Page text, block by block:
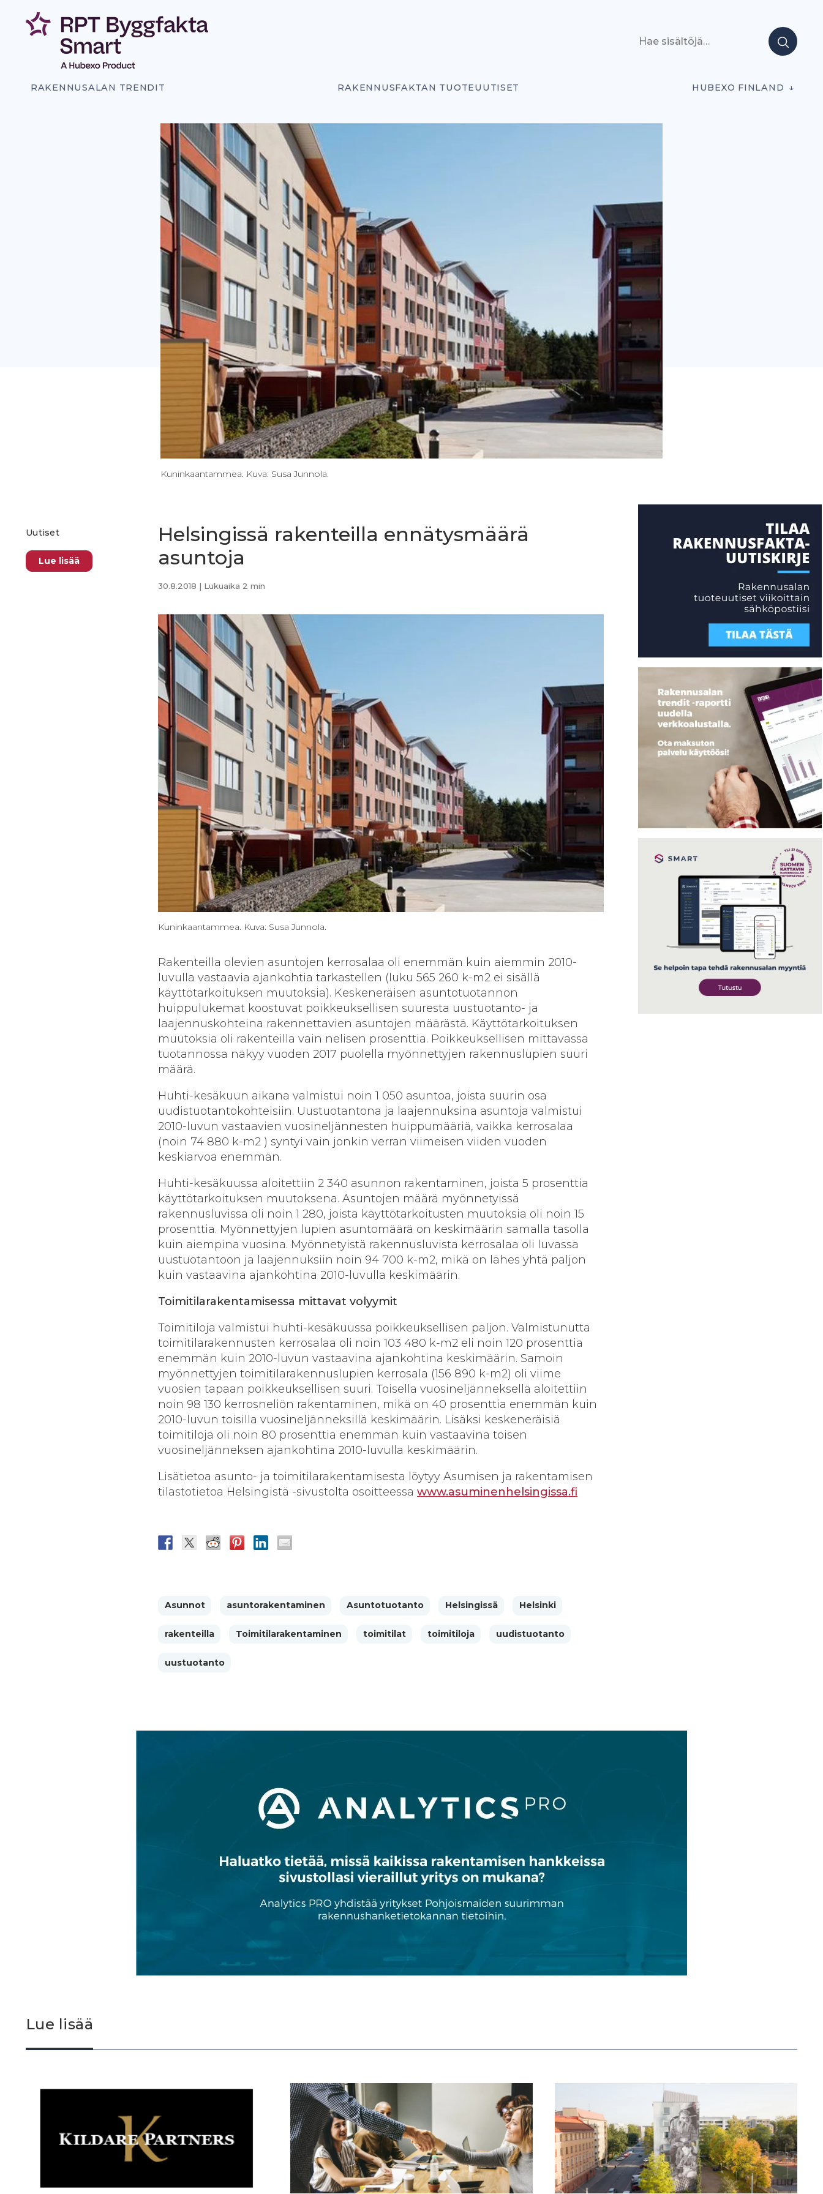
sisältöön
RAKENNUSALAN TRENDIT RAKENNUSFAKTAN TUOTEUUTISET HUBEXO FINLAND
Kuninkaantammea. Kuva: Susa Junnola.
Uutiset
Lue lisää
Helsingissä rakenteilla ennätysmäärä
asuntoja
30.8.2018 | Lukuaika 2 min
Kuninkaantammea. Kuva: Susa Junnola.
Rakenteilla olevien asuntojen kerrosalaa oli enemmän kuin aiemmin 2010-
luvulla vastaavia ajankohtia tarkastellen (luku 565 260 k-m2 ei sisällä
käyttötarkoituksen muutoksia). Keskeneräisen asuntotuotannon
huippulukemat koostuvat poikkeuksellisen suuresta uustuotanto- ja
laajennuskohteina rakennettavien asuntojen määrästä. Käyttötarkoituksen
muutoksia oli rakenteilla vain nelisen prosenttia. Poikkeuksellisen mittavassa
tuotannossa näkyy vuoden 2017 puolella myönnettyjen rakennuslupien suuri
määrä.
Huhti-kesäkuun aikana valmistui noin 1 050 asuntoa, joista suurin osa
uudistuotantokohteisiin. Uustuotantona ja laajennuksina asuntoja valmistui
2010-luvun vastaavien vuosineljännesten huippumääriä, vaikka kerrosalaa
(noin 74 880 k-m2 ) syntyi vain jonkin verran viimeisen viiden vuoden
keskiarvoa enemmän.
Huhti-kesäkuussa aloitettiin 2 340 asunnon rakentaminen, joista 5 prosenttia
käyttötarkoituksen muutoksena. Asuntojen määrä myönnetyissä
rakennusluvissa oli noin 1 280, joista käyttötarkoitusten muutoksia oli noin 15
prosenttia. Myönnettyjen lupien asuntomäärä on keskimäärin samalla tasolla
kuin aiempina vuosina. Myönnetyistä rakennusluvista kerrosalaa oli luvassa
uustuotantoon ja laajennuksiin noin 94 700 k-m2, mikä on lähes yhtä paljon
kuin vastaavina ajankohtina 2010-luvulla keskimäärin.
Toimitilarakentamisessa mittavat volyymit
Toimitiloja valmistui huhti-kesäkuussa poikkeuksellisen paljon. Valmistunutta
toimitilarakennusten kerrosalaa oli noin 103 480 k-m2 eli noin 120 prosenttia
enemmän kuin 2010-luvun vastaavina ajankohtina keskimäärin. Samoin
myönnettyjen toimitilarakennuslupien kerrosala (156 890 k-m2) oli viime
vuosien tapaan poikkeuksellisen suuri. Toisella vuosineljänneksellä aloitettiin
noin 98 130 kerrosneliön rakentaminen, mikä on 40 prosenttia enemmän kuin
2010-luvun toisilla vuosineljänneksillä keskimäärin. Lisäksi keskeneräisiä
toimitiloja oli noin 80 prosenttia enemmän kuin vastaavina toisen
vuosineljänneksen ajankohtina 2010-luvulla keskimäärin.
Lisätietoa asunto- ja toimitilarakentamisesta löytyy Asumisen ja rakentamisen
tilastotietoa Helsingistä -sivustolta osoitteessa www.asuminenhelsingissa.fi
Asunnot asuntorakentaminen Asuntotuotanto Helsingissä Helsinki
rakenteilla Toimitilarakentaminen toimitilat toimitiloja uudistuotanto
uustuotanto
Lue lisää